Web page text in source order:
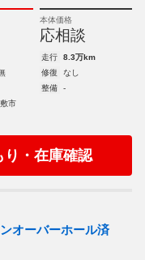
本体価格
応相談
走行
8.3万km
修復
なし
整備
-
市
り・在庫確認
オーバーホール済